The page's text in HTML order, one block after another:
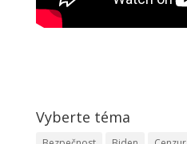
Vyberte téma